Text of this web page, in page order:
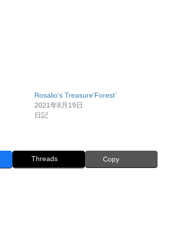
Rosalio’s Treasure’Forest’
2021年8月19日
日記
Threads Copy